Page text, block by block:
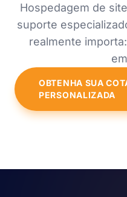
Hospedagem de
suporte
realmente
OBTENHA SUA
PERSONALIZADA